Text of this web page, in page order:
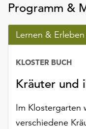
weiterhin
ausgeführt.
Möchten
die
Cookies
erreichen
Sie
Programm &
Lernen & Erleben
Kräuter und
KLOSTER BUCH
Im Klostergarten
verschiedene